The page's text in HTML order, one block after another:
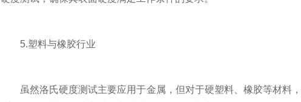
5.塑料与橡胶行业
虽然洛氏硬度测试主要应用于金属，但对于硬塑料、橡胶等材料